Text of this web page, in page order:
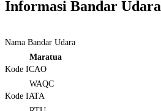
Informasi Bandar Udara
Nama Bandar Udara
Maratua
Kode ICAO
WAQC
Kode IATA